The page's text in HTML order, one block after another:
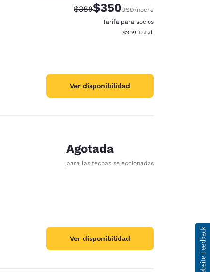
Tarifa tachada:
$389Tarifa reducida:
$350USD/noche
Tarifa para socios
Ver detalles totales
$399 total
Ver disponibilidad
Agotada
para las fechas seleccionadas
Ver disponibilidad